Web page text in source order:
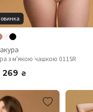
з м'якою чашкою 011SR
269 ₴